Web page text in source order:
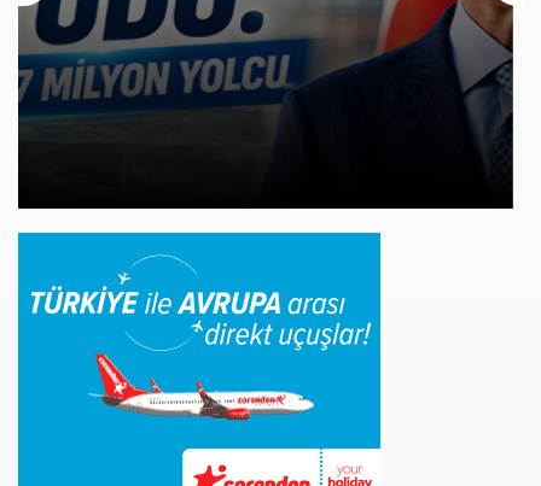
Cebu Pacific Uçağı Kalkış Öncesi Pistten